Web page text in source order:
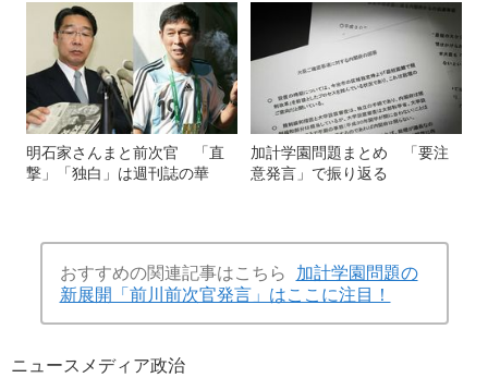
明石家さんまと前次官 「直
撃」「独白」は週刊誌の華
加計学園問題まとめ 「要注
意発言」で振り返る
おすすめの関連記事はこちら
加計学園問題の
新展開「前川前次官発言」はここに注目！
ニュース メディア政治